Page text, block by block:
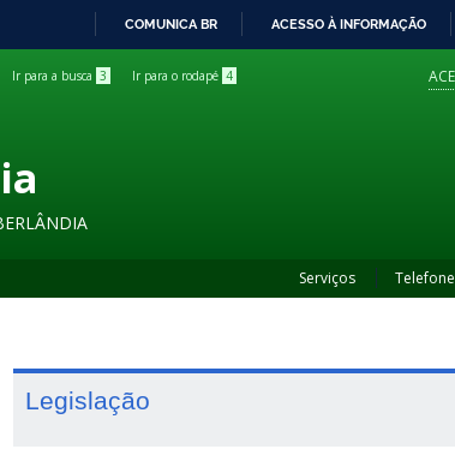
COMUNICA BR ACESSO À INFORMAÇÃO
Ir para a busca 3 Ir para o rodapé 4
Serviços
Legislação